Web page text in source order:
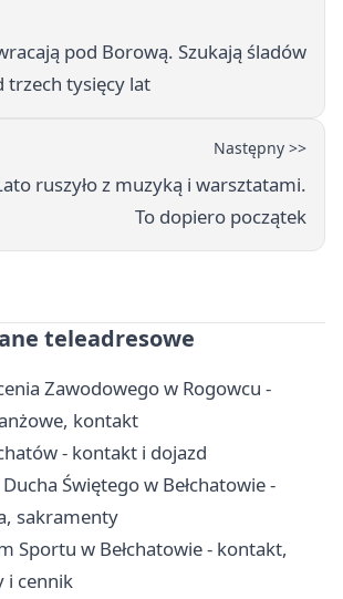
pod Borową. Szukają śladów
trzech tysięcy lat
Następny >>
ruszyło z muzyką i warsztatami.
To dopiero początek
teleadresowe
Zawodowego w Rogowcu -
kontakt
- kontakt i dojazd
Świętego w Bełchatowie -
sakramenty
Sportu w Bełchatowie - kontakt,
i cennik